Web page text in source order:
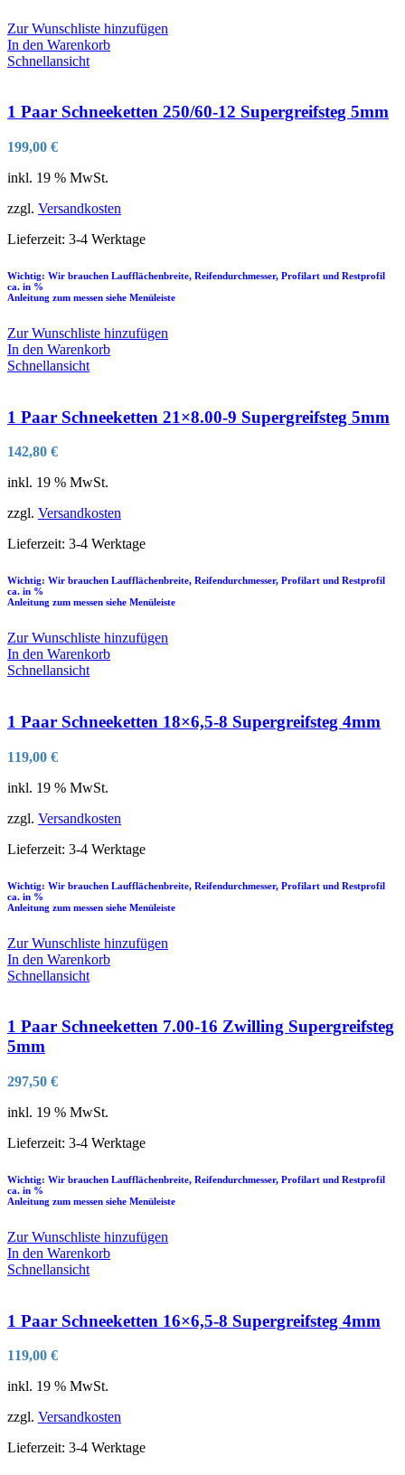
Zur Wunschliste hinzufügen
In den Warenkorb
Schnellansicht
1 Paar Schneeketten 250/60-12 Supergreifsteg 5mm
199,00 €
inkl. 19 % MwSt.
zzgl. Versandkosten
Lieferzeit: 3-4 Werktage
Wichtig: Wir brauchen Laufflächenbreite, Reifendurchmesser, Profilart und Restprofil
ca. in %
Anleitung zum messen siehe Menüleiste
Zur Wunschliste hinzufügen
In den Warenkorb
Schnellansicht
1 Paar Schneeketten 21×8.00-9 Supergreifsteg 5mm
142,80 €
inkl. 19 % MwSt.
zzgl. Versandkosten
Lieferzeit: 3-4 Werktage
Wichtig: Wir brauchen Laufflächenbreite, Reifendurchmesser, Profilart und Restprofil
ca. in %
Anleitung zum messen siehe Menüleiste
Zur Wunschliste hinzufügen
In den Warenkorb
Schnellansicht
1 Paar Schneeketten 18×6,5-8 Supergreifsteg 4mm
119,00 €
inkl. 19 % MwSt.
zzgl. Versandkosten
Lieferzeit: 3-4 Werktage
Wichtig: Wir brauchen Laufflächenbreite, Reifendurchmesser, Profilart und Restprofil
ca. in %
Anleitung zum messen siehe Menüleiste
Zur Wunschliste hinzufügen
In den Warenkorb
Schnellansicht
1 Paar Schneeketten 7.00-16 Zwilling Supergreifsteg
5mm
297,50 €
inkl. 19 % MwSt.
Lieferzeit: 3-4 Werktage
Wichtig: Wir brauchen Laufflächenbreite, Reifendurchmesser, Profilart und Restprofil
ca. in %
Anleitung zum messen siehe Menüleiste
Zur Wunschliste hinzufügen
In den Warenkorb
Schnellansicht
1 Paar Schneeketten 16×6,5-8 Supergreifsteg 4mm
119,00 €
inkl. 19 % MwSt.
zzgl. Versandkosten
Lieferzeit: 3-4 Werktage